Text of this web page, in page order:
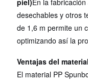
desechables y otros
de 1,6 m permite un
optimizando así la
Ventajas del
El material PP